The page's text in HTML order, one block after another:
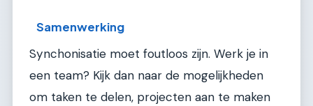
Samenwerking
Synchonisatie moet foutloos zijn. Werk je in
een team? Kijk dan naar de mogelijkheden
om taken te delen, projecten aan te maken